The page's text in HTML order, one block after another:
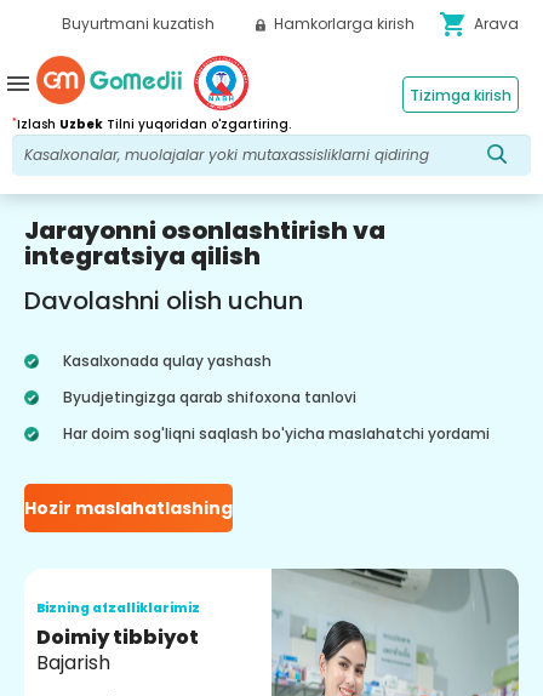
Buyurtmani kuzatish Hamkorlarga kirish shopping_cart Arava
*Izlash Uzbek Tilni yuqoridan o'zgartiring.
Tizimga kirish
menu
Jarayonni osonlashtirish va
integratsiya qilish
Davolashni olish uchun
Kasalxonada qulay yashash
Byudjetingizga qarab shifoxona tanlovi
Har doim sog'liqni saqlash bo'yicha maslahatchi yordami
Hozir maslahatlashing
Bizning afzalliklarimiz
Doimiy tibbiyot
Bajarish